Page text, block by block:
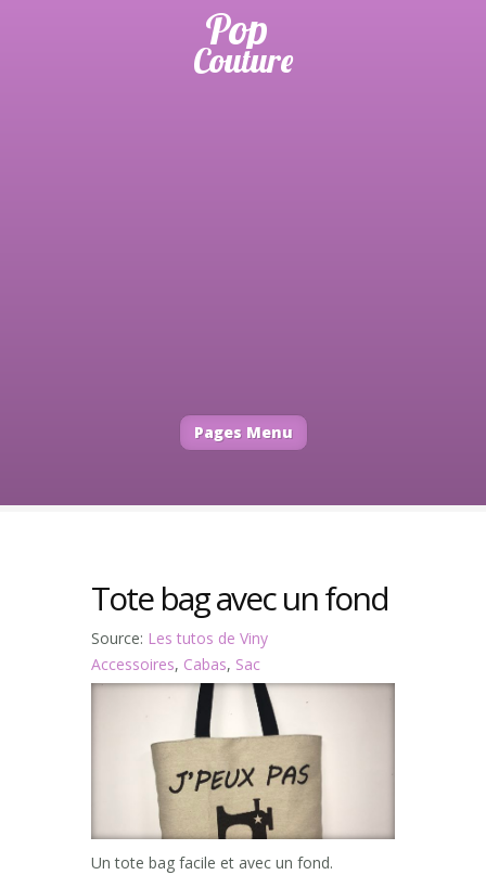
Pages Menu
Tote bag avec un fond
Source: Les tutos de Viny
Accessoires, Cabas, Sac
Un tote bag facile et avec un fond.